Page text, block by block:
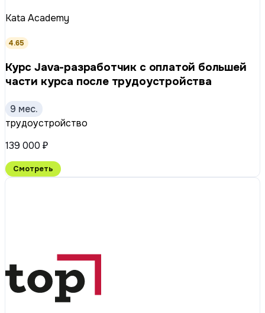
Kata Academy
4.65
Курс Java-разработчик с оплатой большей
части курса после трудоустройства
9 мес.
трудоустройство
139 000 ₽
Смотреть